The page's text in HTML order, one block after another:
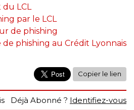
du LCL
par le LCL
de phishing
phishing au Crédit Lyonnais
Copier le lien
Déjà Abonné ? Identifiez-vous